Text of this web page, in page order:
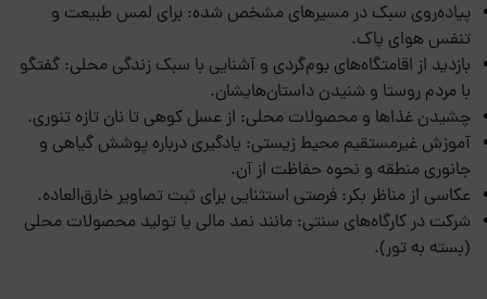
پیاده‌روی سبک در مسیرهای مشخص شده: برای لمس طبیعت و
تنفس هوای پاک.
بازدید از اقامتگاه‌های بوم‌گردی و آشنایی با سبک زندگی محلی: گفتگو
با مردم روستا و شنیدن داستان‌هایشان.
چشیدن غذاها و محصولات محلی: از عسل کوهی تا نان تازه تنوری.
آموزش غیرمستقیم محیط زیستی: یادگیری درباره پوشش گیاهی و
جانوری منطقه و نحوه حفاظت از آن.
عکاسی از مناظر بکر: فرصتی استثنایی برای ثبت تصاویر خارق‌العاده.
شرکت در کارگاه‌های سنتی: مانند نمد مالی یا تولید محصولات محلی
(بسته به تور).